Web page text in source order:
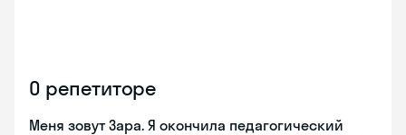
О репетиторе
Меня зовут Зара. Я окончила педагогический